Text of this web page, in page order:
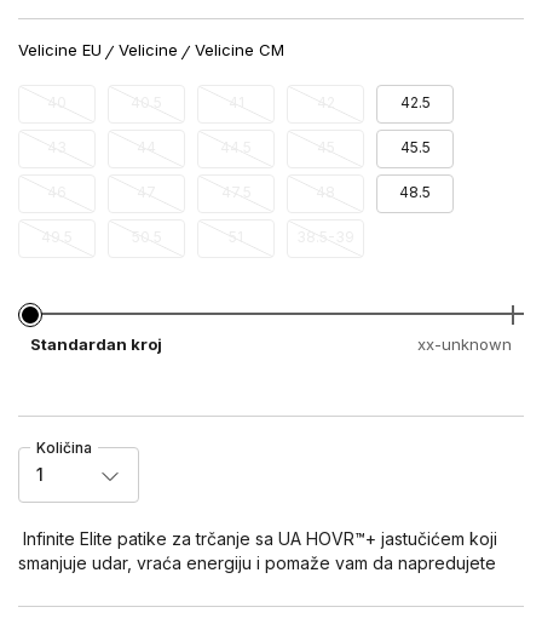
Velicine EU Velicine Velicine CM
42.5
45.5
48.5
38.5-39
Standardan kroj xx-unknown
Količina
1
Infinite Elite patike za trčanje sa UA HOVR™+ jastučićem koji
smanjuje udar, vraća energiju i pomaže vam da napredujete